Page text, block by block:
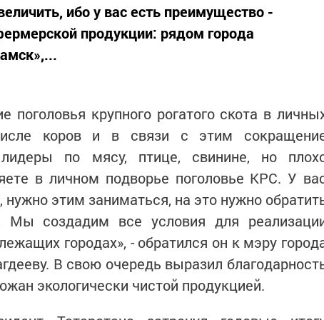
ибо у вас есть преимущество -
продукции: рядом города
поголовья крупного рогатого скота в
коров и в связи с этим
по мясу, птице, свинине, но
в личном подворье поголовье КРС. У
этим заниматься, на это нужно
Мы создадим все условия для
городах», - обратился он к мэру
В свою очередь выразил
экологически чистой продукцией.